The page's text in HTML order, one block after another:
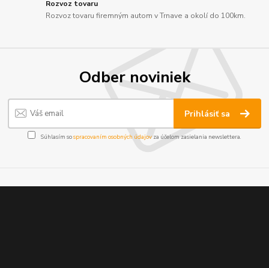
Rozvoz tovaru
Rozvoz tovaru firemným autom v Trnave a okolí do 100km.
Odber noviniek
Prihlásiť sa
Súhlasím sospracovaním osobných údajov za účelom zasielania newslettera.